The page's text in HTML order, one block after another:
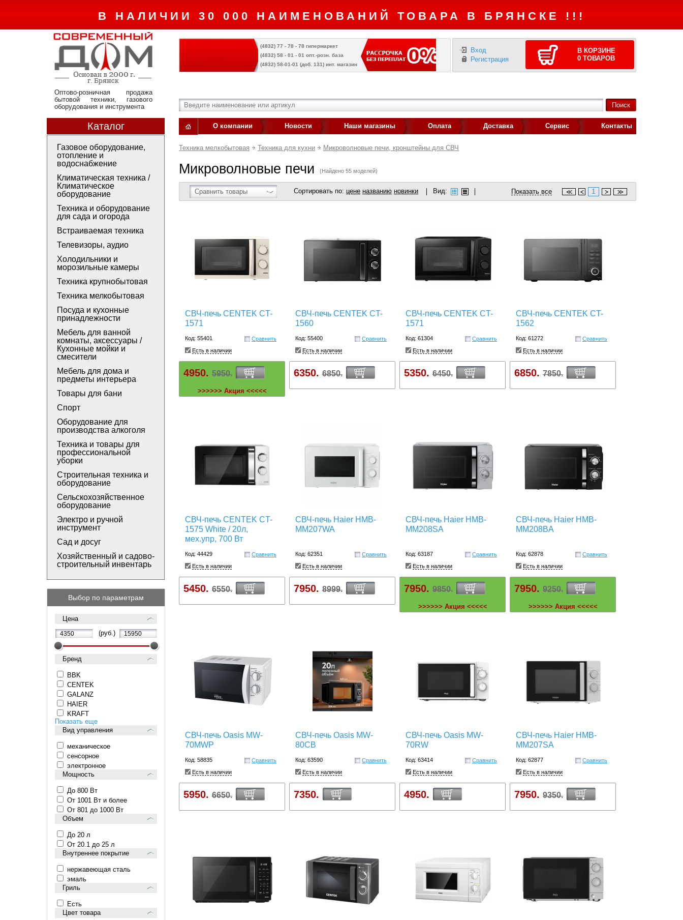
В НАЛИЧИИ 30 000 НАИМЕНОВАНИЙ ТОВАРА В БРЯНСКЕ !!!
Оптово-розничная продажа
бытовой техники, газового
оборудования и инструмента
(4832) 77 - 78 - 78 гипермаркет
(4832) 58 - 01 - 01 опт.-розн. база
(4832) 58-01-01 (доб. 131) инт. магазин
Вход
Регистрация
В КОРЗИНЕ
0 ТОВАРОВ
Каталог
Газовое оборудование,
отопление и
водоснабжение
Климатическая техника /
Климатическое
оборудование
Техника и оборудование
для сада и огорода
Встраиваемая техника
Телевизоры, аудио
Холодильники и
морозильные камеры
Техника крупнобытовая
Техника мелкобытовая
Посуда и кухонные
принадлежности
Мебель для ванной
комнаты, аксессуары /
Кухонные мойки и
смесители
Мебель для дома и
предметы интерьера
Товары для бани
Спорт
Оборудование для
производства алкоголя
Техника и товары для
профессиональной
уборки
Строительная техника и
оборудование
Сельскохозяйственное
оборудование
Электро и ручной
инструмент
Сад и досуг
Хозяйственный и садово-
строительный инвентарь
Выбор по параметрам
Цена
(руб.)
Бренд
BBK
CENTEK
GALANZ
HAIER
KRAFT
Показать еще
Вид управления
механическое
сенсорное
электронное
Мощность
До 800 Вт
От 1001 Вт и более
От 801 до 1000 Вт
Объем
До 20 л
От 20.1 до 25 л
Внутреннее покрытие
нержавеющая сталь
эмаль
Гриль
Есть
Цвет товара
О компании Новости Наши магазины Оплата Доставка Сервис Контакты
Техника мелкобытовая Техника для кухни Микроволновые печи, кронштейны для СВЧ
Микроволновые печи (Найдено 55 моделей)
Сравнить товары Сортировать по: цене названию новинки Вид: Показать все 1
СВЧ-печь CENTEK CT-
1571
Код: 55401
Сравнить
Есть в наличии
4950. 5950.
>>>>>> Акция <<<<<
СВЧ-печь CENTEK CT-
1560
Код: 55400
Сравнить
Есть в наличии
6350. 6850.
СВЧ-печь CENTEK CT-
1571
Код: 61304
Сравнить
Есть в наличии
5350. 6450.
СВЧ-печь CENTEK CT-
1562
Код: 61272
Сравнить
Есть в наличии
6850. 7850.
СВЧ-печь CENTEK CT-
1575 White / 20л,
мех.упр, 700 Вт
Код: 44429
Сравнить
Есть в наличии
5450. 6550.
СВЧ-печь Haier HMB-
MM207WA
Код: 62351
Сравнить
Есть в наличии
7950. 8999.
СВЧ-печь Haier HMB-
MM208SA
Код: 63187
Сравнить
Есть в наличии
7950. 9850.
>>>>>> Акция <<<<<
СВЧ-печь Haier HMB-
MM208BA
Код: 62878
Сравнить
Есть в наличии
7950. 9250.
>>>>>> Акция <<<<<
СВЧ-печь Oasis MW-
70MWP
Код: 58835
Сравнить
Есть в наличии
5950. 6650.
СВЧ-печь Oasis MW-
80CB
Код: 63590
Сравнить
Есть в наличии
7350.
СВЧ-печь Oasis MW-
70RW
Код: 63414
Сравнить
Есть в наличии
4950.
СВЧ-печь Haier HMB-
MM207SA
Код: 62877
Сравнить
Есть в наличии
7950. 9350.